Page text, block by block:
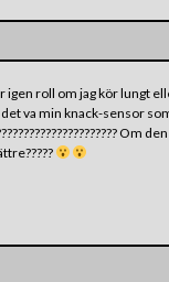
igen roll om jag kör lungt
va min knack-sensor
Om